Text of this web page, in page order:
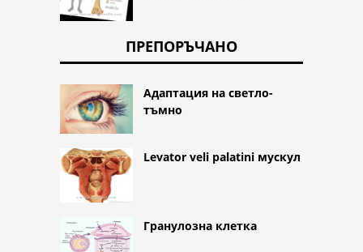
ПРЕПОРЪЧАНО
Адаптация на светло-
тъмно
Levator veli palatini мускул
Гранулозна клетка